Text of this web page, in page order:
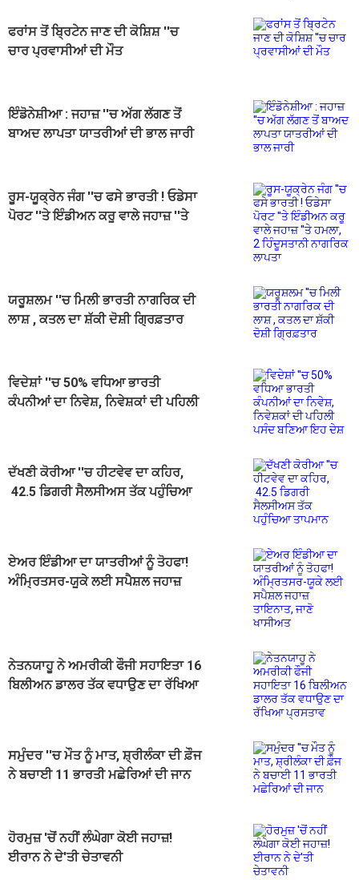
ਫਰਾਂਸ ਤੋਂ ਬ੍ਰਿਟੇਨ ਜਾਣ ਦੀ ਕੋਸ਼ਿਸ਼ ''ਚ
ਚਾਰ ਪ੍ਰਵਾਸੀਆਂ ਦੀ ਮੌਤ
ਇੰਡੋਨੇਸ਼ੀਆ : ਜਹਾਜ਼ ''ਚ ਅੱਗ ਲੱਗਣ ਤੋਂ
ਬਾਅਦ ਲਾਪਤਾ ਯਾਤਰੀਆਂ ਦੀ ਭਾਲ ਜਾਰੀ
ਰੂਸ-ਯੂਕ੍ਰੇਨ ਜੰਗ ''ਚ ਫਸੇ ਭਾਰਤੀ ! ਓਡੇਸਾ
ਪੋਰਟ ''ਤੇ ਇੰਡੀਅਨ ਕਰੂ ਵਾਲੇ ਜਹਾਜ਼ ''ਤੇ
ਯਰੂਸ਼ਲਮ ''ਚ ਮਿਲੀ ਭਾਰਤੀ ਨਾਗਰਿਕ ਦੀ
ਲਾਸ਼ , ਕਤਲ ਦਾ ਸ਼ੱਕੀ ਦੋਸ਼ੀ ਗ੍ਰਿਫ਼ਤਾਰ
ਵਿਦੇਸ਼ਾਂ ''ਚ 50% ਵਧਿਆ ਭਾਰਤੀ
ਕੰਪਨੀਆਂ ਦਾ ਨਿਵੇਸ਼, ਨਿਵੇਸ਼ਕਾਂ ਦੀ ਪਹਿਲੀ
ਦੱਖਣੀ ਕੋਰੀਆ ''ਚ ਹੀਟਵੇਵ ਦਾ ਕਹਿਰ,
42.5 ਡਿਗਰੀ ਸੈਲਸੀਅਸ ਤੱਕ ਪਹੁੰਚਿਆ
ਏਅਰ ਇੰਡੀਆ ਦਾ ਯਾਤਰੀਆਂ ਨੂੰ ਤੋਹਫਾ!
ਅੰਮ੍ਰਿਤਸਰ-ਯੂਕੇ ਲਈ ਸਪੈਸ਼ਲ ਜਹਾਜ਼
ਨੇਤਨਯਾਹੂ ਨੇ ਅਮਰੀਕੀ ਫੌਜੀ ਸਹਾਇਤਾ 16
ਬਿਲੀਅਨ ਡਾਲਰ ਤੱਕ ਵਧਾਉਣ ਦਾ ਰੱਖਿਆ
ਸਮੁੰਦਰ ''ਚ ਮੌਤ ਨੂੰ ਮਾਤ, ਸ਼੍ਰੀਲੰਕਾ ਦੀ ਫ਼ੌਜ
ਨੇ ਬਚਾਈ 11 ਭਾਰਤੀ ਮਛੇਰਿਆਂ ਦੀ ਜਾਨ
ਹੋਰਮੁਜ਼ 'ਚੋਂ ਨਹੀਂ ਲੰਘੇਗਾ ਕੋਈ ਜਹਾਜ਼!
ਈਰਾਨ ਨੇ ਦੇ'ਤੀ ਚੇਤਾਵਨੀ